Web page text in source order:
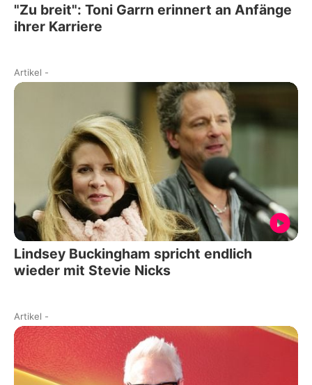
"Zu breit": Toni Garrn erinnert an Anfänge
ihrer Karriere
Artikel -
Lindsey Buckingham spricht endlich
wieder mit Stevie Nicks
Artikel -